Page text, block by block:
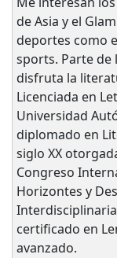
de Asia y el
deportes como
sports. Parte de
disfruta la
Licenciada en
Universidad
diplomado en
siglo XX
Congreso
Horizontes y
certificado en
avanzado.